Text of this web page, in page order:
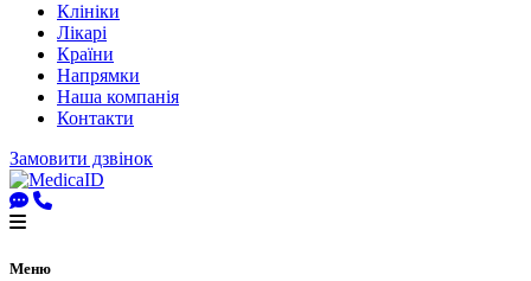
Клініки
Лікарі
Країни
Напрямки
Наша компанія
Контакти
Замовити дзвінок
Меню